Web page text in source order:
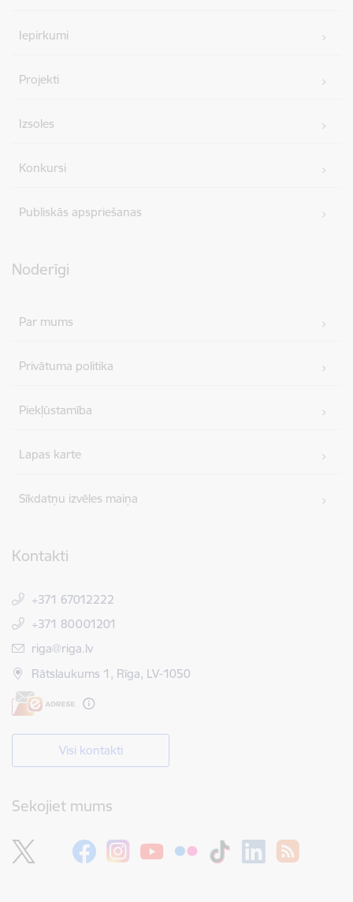
Iepirkumi
Projekti
Izsoles
Konkursi
Publiskās apspriešanas
Noderīgi
Par mums
Privātuma politika
Piekļūstamība
Lapas karte
Sīkdatņu izvēles maiņa
Kontakti
+371 67012222
+371 80001201
E-pasts:
riga@riga.lv
Rātslaukums 1, Rīga, LV-1050
Visi kontakti
Sekojiet mums